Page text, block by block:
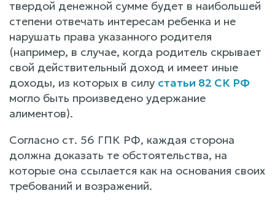
твердой денежной сумме будет в наибольшей
степени отвечать интересам ребенка и не
нарушать права указанного родителя
(например, в случае, когда родитель скрывает
свой действительный доход и имеет иные
доходы, из которых в силу статьи 82 СК РФ
могло быть произведено удержание
алиментов).
Согласно ст. 56 ГПК РФ, каждая сторона
должна доказать те обстоятельства, на
которые она ссылается как на основания своих
требований и возражений.